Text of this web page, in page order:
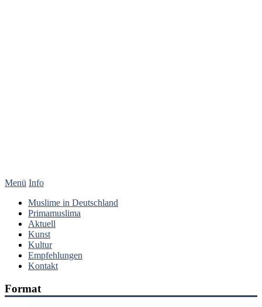
Menü Info
Muslime in Deutschland
Primamuslima
Aktuell
Kunst
Kultur
Empfehlungen
Kontakt
Format